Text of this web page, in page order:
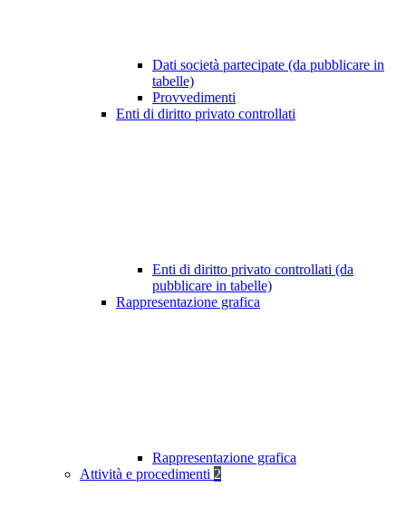
Dati società partecipate (da pubblicare in
tabelle)
Provvedimenti
Enti di diritto privato controllati
Enti di diritto privato controllati (da
pubblicare in tabelle)
Rappresentazione grafica
Rappresentazione grafica
Attività e procedimenti 2